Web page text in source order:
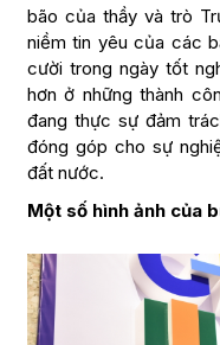
bão của thầy và trò
niềm tin yêu của các
cười trong ngày tốt
hơn ở những thành
đang thực sự đảm
đóng góp cho sự
đất nước.
Một số hình ảnh của